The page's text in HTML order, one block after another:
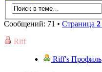
Сообщений: 71 • Страница 2
Riff
Riff's Профиль